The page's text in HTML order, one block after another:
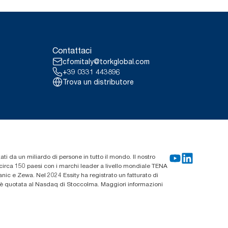
Contattaci
cfomitaly@torkglobal.com
+39 0331 443896
Trova un distributore
da un miliardo di persone in tutto il mondo. Il nostro
150 paesi con i marchi leader a livello mondiale TENA
e Zewa. Nel 2024 Essity ha registrato un fatturato di
quotata al Nasdaq di Stoccolma. Maggiori informazioni